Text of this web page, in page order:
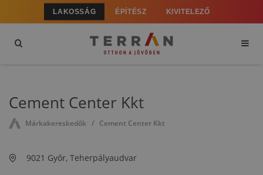
LAKOSSÁG ÉPÍTÉSZ KIVITELEZŐ
Cement Center Kkt
Márkakereskedők Cement Center Kkt
9021 Győr, Teherpályaudvar